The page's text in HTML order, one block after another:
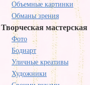
Объемные картинки
Обманы зрения
Творческая мастерская
Фото
Бодиарт
Уличные креативы
Художники